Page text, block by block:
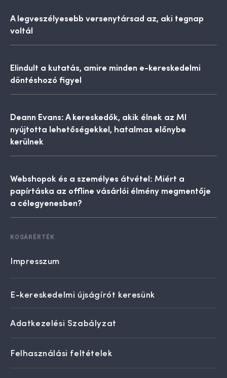
A legveszélyesebb versenytársad az, aki tegnap
voltál
Elindult a kutatás, amire minden e-kereskedelmi
döntéshozó figyel
Deann Evans: A kereskedők, akik élnek az MI
nyújtotta lehetőségekkel, hatalmas előnybe
kerülnek
Webshopok és a személyes átvétel: Miért a
papírtáska az offline vásárlói élmény megmentője
a célegyenesben?
KOSÁRÉRTÉK
Impresszum
E-kereskedelmi újságírót keresünk
Adatkezelési Szabályzat
Felhasználási feltételek